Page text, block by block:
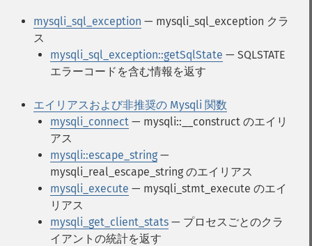
mysqli_sql_exception — mysqli_sql_exception クラ
ス
mysqli_sql_exception::getSqlState — SQLSTATE
エラーコードを含む情報を返す
エイリアスおよび非推奨の Mysqli 関数
mysqli_connect — mysqli::__construct のエイリ
アス
mysqli::escape_string —
mysqli_real_escape_string のエイリアス
mysqli_execute — mysqli_stmt_execute のエイ
リアス
mysqli_get_client_stats — プロセスごとのクラ
イアントの統計を返す